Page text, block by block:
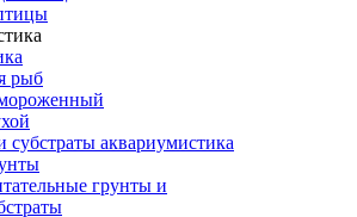
рыб
субстраты аквариумистика
грунты и